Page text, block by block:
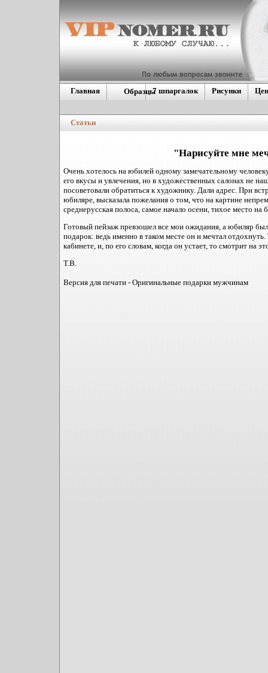
Образцы
Европейские
номера
Главная 7 шпаргалок Рисунки
Статьи
"Нарисуйте мне
Очень хотелось на юбилей одному замечательному
его вкусы и увлечения, но в художественных салонах не
посоветовали обратиться к художнику. Дали адрес. При
юбиляре, высказала пожелания о том, что на картине
среднерусская полоса, самое начало осени, тихое место на
Готовый пейзаж превзошел все мои ожидания, а юбиляр
подарок: ведь именно в таком месте он и мечтал
кабинете, и, по его словам, когда он устает, то смотрит на
Т.В.
Версия для печати - Оригинальные подарки мужчинам